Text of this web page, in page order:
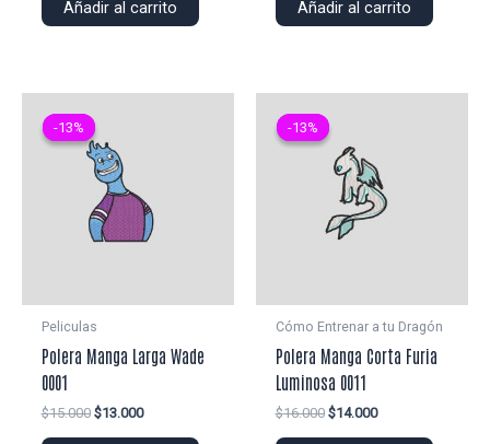
Añadir al carrito Añadir al carrito
-13%
-13%
Peliculas
Polera Manga Larga Wade
0001
$15.000 El
$13.000El
-13%
-13%
Cómo Entrenar a tu Dragón
Polera Manga Corta Furia
Luminosa 0011
$16.000 El
$14.000El